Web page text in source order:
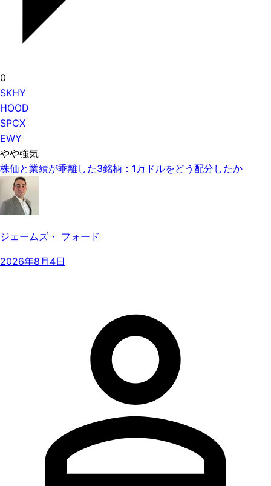
0
SKHY
HOOD
SPCX
EWY
やや強気
株価と業績が乖離した3銘柄：1万ドルをどう配分したか
ジェームズ・ フォード
2026年8月4日